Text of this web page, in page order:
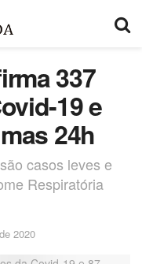
337
19 e
24h
casos leves e
Respiratória
2020